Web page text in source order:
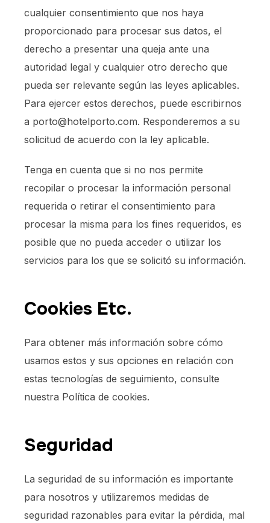
cualquier consentimiento que nos haya
proporcionado para procesar sus datos, el
derecho a presentar una queja ante una
autoridad legal y cualquier otro derecho que
pueda ser relevante según las leyes aplicables.
Para ejercer estos derechos, puede escribirnos
a porto@hotelporto.com. Responderemos a su
solicitud de acuerdo con la ley aplicable.
Tenga en cuenta que si no nos permite
recopilar o procesar la información personal
requerida o retirar el consentimiento para
procesar la misma para los fines requeridos, es
posible que no pueda acceder o utilizar los
servicios para los que se solicitó su información.
Cookies Etc.
Para obtener más información sobre cómo
usamos estos y sus opciones en relación con
estas tecnologías de seguimiento, consulte
nuestra Política de cookies.
Seguridad
La seguridad de su información es importante
para nosotros y utilizaremos medidas de
seguridad razonables para evitar la pérdida, mal